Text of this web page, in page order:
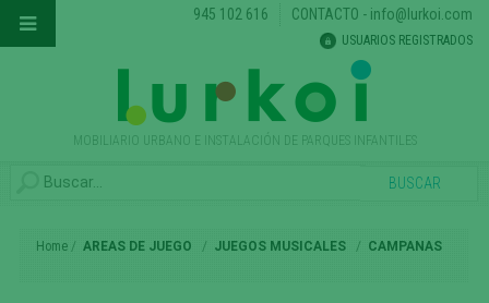
MOBILIARIO URBANO E INSTALACIÓN DE PARQUES INFANTILES
945 102 616 CONTACTO - info@lurkoi.com
USUARIOS REGISTRADOS
Home AREAS DE JUEGO JUEGOS MUSICALES CAMPANAS